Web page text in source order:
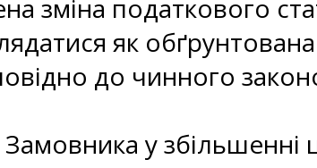
зміна податкового
як
до чинного
у збільшенні